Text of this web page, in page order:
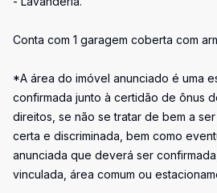
Conta com 1 garagem coberta com
*A área do imóvel anunciado é uma
confirmada junto à certidão de ônus
direitos, se não se tratar de bem a
certa e discriminada, bem como
anunciada que deverá ser
vinculada, área comum ou